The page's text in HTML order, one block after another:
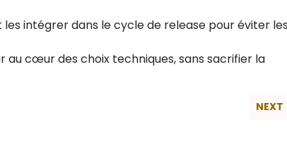
les intégrer dans le cycle de release pour éviter les
au cœur des choix techniques, sans sacrifier la
NEXT